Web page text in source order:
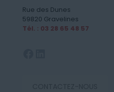
Rue des Dunes
59820 Gravelines
Tél. : 03 28 65 48 57